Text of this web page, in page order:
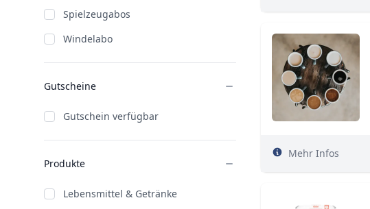
Spielzeugabos
Windelabo
Gutscheine
Gutschein verfügbar
Produkte
Lebensmittel & Getränke
Mehr Infos